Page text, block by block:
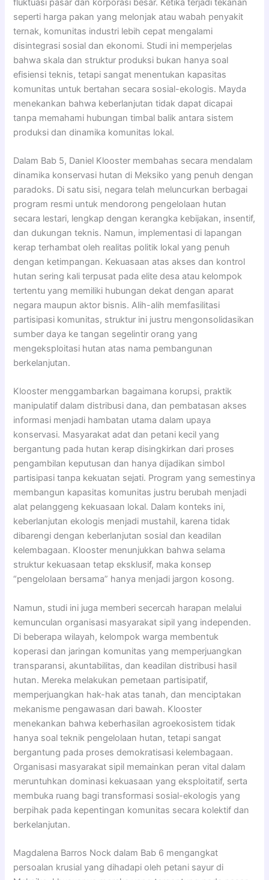
seperti harga pakan yang melonjak atau wabah penyakit
ternak, komunitas industri lebih cepat mengalami
disintegrasi sosial dan ekonomi. Studi ini memperjelas
bahwa skala dan struktur produksi bukan hanya soal
efisiensi teknis, tetapi sangat menentukan kapasitas
komunitas untuk bertahan secara sosial-ekologis. Mayda
menekankan bahwa keberlanjutan tidak dapat dicapai
tanpa memahami hubungan timbal balik antara sistem
produksi dan dinamika komunitas lokal.
Dalam Bab 5, Daniel Klooster membahas secara mendalam
dinamika konservasi hutan di Meksiko yang penuh dengan
paradoks. Di satu sisi, negara telah meluncurkan berbagai
program resmi untuk mendorong pengelolaan hutan
secara lestari, lengkap dengan kerangka kebijakan, insentif,
dan dukungan teknis. Namun, implementasi di lapangan
kerap terhambat oleh realitas politik lokal yang penuh
dengan ketimpangan. Kekuasaan atas akses dan kontrol
hutan sering kali terpusat pada elite desa atau kelompok
tertentu yang memiliki hubungan dekat dengan aparat
negara maupun aktor bisnis. Alih-alih memfasilitasi
partisipasi komunitas, struktur ini justru mengonsolidasikan
sumber daya ke tangan segelintir orang yang
mengeksploitasi hutan atas nama pembangunan
berkelanjutan.
Klooster menggambarkan bagaimana korupsi, praktik
manipulatif dalam distribusi dana, dan pembatasan akses
informasi menjadi hambatan utama dalam upaya
konservasi. Masyarakat adat dan petani kecil yang
bergantung pada hutan kerap disingkirkan dari proses
pengambilan keputusan dan hanya dijadikan simbol
partisipasi tanpa kekuatan sejati. Program yang semestinya
membangun kapasitas komunitas justru berubah menjadi
alat pelanggeng kekuasaan lokal. Dalam konteks ini,
keberlanjutan ekologis menjadi mustahil, karena tidak
dibarengi dengan keberlanjutan sosial dan keadilan
kelembagaan. Klooster menunjukkan bahwa selama
struktur kekuasaan tetap eksklusif, maka konsep
“pengelolaan bersama” hanya menjadi jargon kosong.
Namun, studi ini juga memberi secercah harapan melalui
kemunculan organisasi masyarakat sipil yang independen.
Di beberapa wilayah, kelompok warga membentuk
koperasi dan jaringan komunitas yang memperjuangkan
transparansi, akuntabilitas, dan keadilan distribusi hasil
hutan. Mereka melakukan pemetaan partisipatif,
memperjuangkan hak-hak atas tanah, dan menciptakan
mekanisme pengawasan dari bawah. Klooster
menekankan bahwa keberhasilan agroekosistem tidak
hanya soal teknik pengelolaan hutan, tetapi sangat
bergantung pada proses demokratisasi kelembagaan.
Organisasi masyarakat sipil memainkan peran vital dalam
meruntuhkan dominasi kekuasaan yang eksploitatif, serta
membuka ruang bagi transformasi sosial-ekologis yang
berpihak pada kepentingan komunitas secara kolektif dan
berkelanjutan.
Magdalena Barros Nock dalam Bab 6 mengangkat
persoalan krusial yang dihadapi oleh petani sayur di